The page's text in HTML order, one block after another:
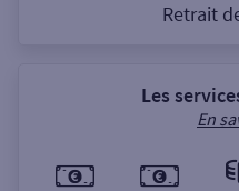
Retrait
Les
En